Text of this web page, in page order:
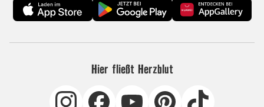
Hier fließt Herzblut